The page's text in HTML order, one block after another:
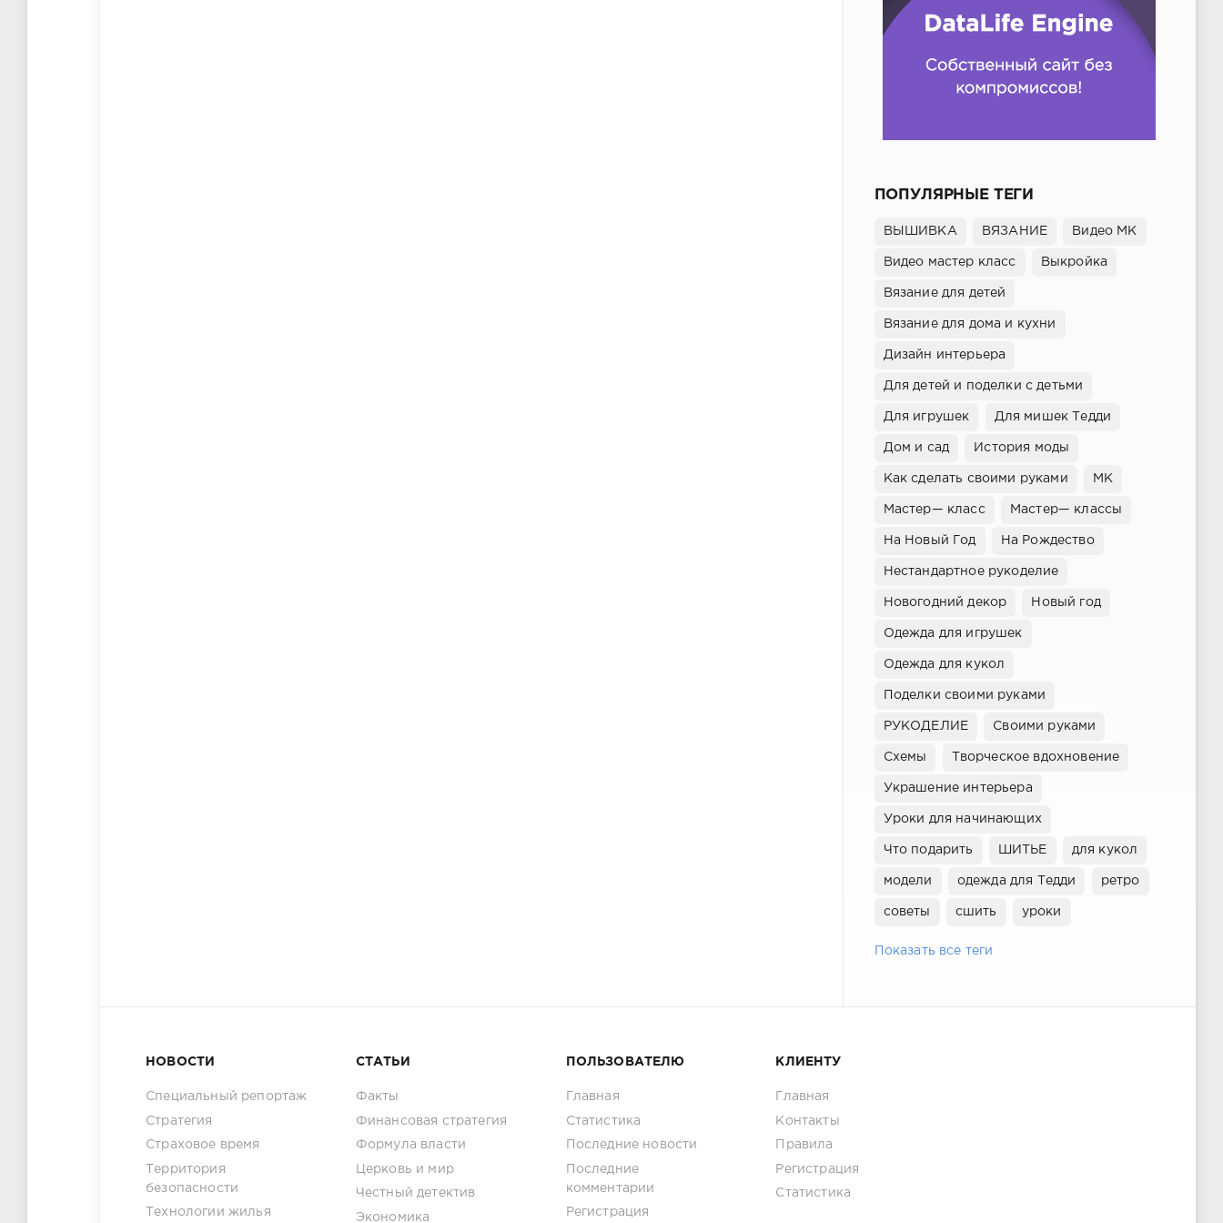
ПОПУЛЯРНЫЕ ТЕГИ
ВЫШИВКА ВЯЗАНИЕ Видео МК
Видео мастер класс Выкройка
Вязание для детей
Вязание для дома и кухни
Дизайн интерьера
Для детей и поделки с детьми
Для игрушек Для мишек Тедди
Дом и сад История моды
Как сделать своими руками МК
Мастер— класс Мастер— классы
На Новый Год На Рождество
Нестандартное рукоделие
Новогодний декор Новый год
Одежда для игрушек
Одежда для кукол
Поделки своими руками
РУКОДЕЛИЕ Своими руками
Схемы Творческое вдохновение
Украшение интерьера
Уроки для начинающих
Что подарить ШИТЬЕ для кукол
модели одежда для Тедди ретро
советы сшить уроки
Показать все теги
НОВОСТИ
Специальный репортаж
Стратегия
Страховое время
Территория
безопасности
Технологии жилья
СТАТЬИ
Факты
Финансовая стратегия
Формула власти
Церковь и мир
Честный детектив
Экономика
ПОЛЬЗОВАТЕЛЮ
Главная
Статистика
Последние новости
Последние
комментарии
Регистрация
КЛИЕНТУ
Главная
Контакты
Правила
Регистрация
Статистика